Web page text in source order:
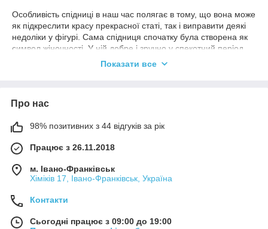
Особливість спідниці в наш час полягає в тому, що вона може
як підкреслити красу прекрасної статі, так і виправити деякі
недоліки у фігурі. Сама спідниця спочатку була створена як
символ жіночності. У ній добре і зручно у спекотний період
року, вона підійде для ділових зустрічей або прикрашатиме
розмір досягає щиколотки. Спідницю по коліно називають
Підбирати спідницю, потрібно відштовхуючись від її
призначення, та типу фігури. Наприклад, дівчині з широкими
стегнами варто купувати прямі спідниці, або так звані А-
подібні, довгжиною по коліно. Для дівчини з худими ніжками
найбільше підійдуть спідниці типу олівець, або прямі.
тому довжина повинна бути міді. У наш час, колірна гама
дизайнери приділяють увагу більш ніжним і теплим тонам
Показати все
Про нас
98% позитивних з 44 відгуків за рік
Працює з 26.11.2018
м. Івано-Франківськ
Хіміків 17, Івано-Франківськ, Україна
Контакти
Сьогодні працює з 09:00 до 19:00